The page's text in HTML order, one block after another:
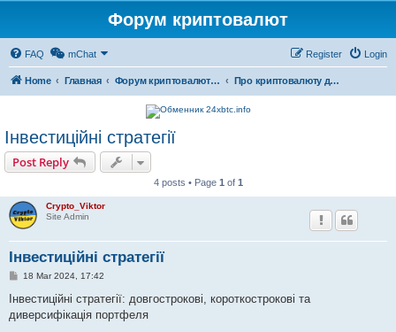
Форум криптовалют
FAQ mChat Login
Register
Home Главная Форум криптовалют українською Про криптовалюту для новачків 💛💙
Інвестиційні стратегії
Post Reply
4 posts • Page 1 of 1
Crypto_Viktor
Site Admin
Інвестиційні стратегії
P
s
18 Mar 2024, 17:42
Інвестиційні стратегії: довгострокові, короткострокові та
диверсифікація портфеля